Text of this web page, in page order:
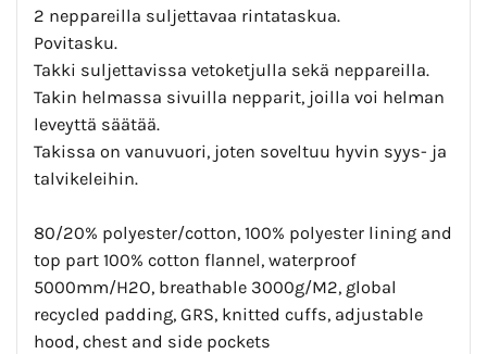
2 neppareilla suljettavaa rintataskua.
Povitasku.
Takki suljettavissa vetoketjulla sekä neppareilla.
Takin helmassa sivuilla nepparit, joilla voi helman
leveyttä säätää.
Takissa on vanuvuori, joten soveltuu hyvin syys- ja
talvikeleihin.
80/20% polyester/cotton, 100% polyester lining and
top part 100% cotton flannel, waterproof
5000mm/H2O, breathable 3000g/M2, global
recycled padding, GRS, knitted cuffs, adjustable
hood, chest and side pockets